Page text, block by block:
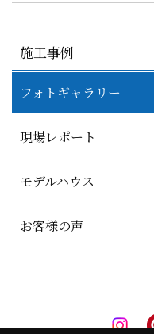
施工事例
フォトギャラリー
現場レポート
モデルハウス
お客様の声